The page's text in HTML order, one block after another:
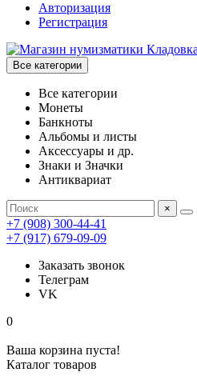
Авторизация
Регистрация
Все категории
Все категории
Монеты
Банкноты
Альбомы и листы
Аксессуары и др.
Знаки и Значки
Антиквариат
×
+7 (908) 300-44-41
+7 (917) 679-09-09
Заказать звонок
Телеграм
VK
0
Ваша корзина пуста!
Каталог товаров